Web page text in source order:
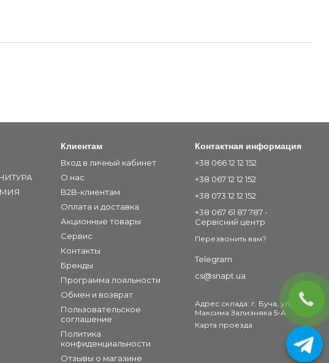
Клиентам
Вход в личный кабинет
О нас
B2B-клиентам
Оплата и доставка
Акционные товары
Сервис
Контакты
Бренды
Программа лояльности
Обмен и возврат
Пользовательское
соглашение
Политика
конфиденциальности
Отзывы о магазине
Контактная информация
+38 066 12 12 152
+38 067 12 12 152
+38 073 12 12 152
+38 067 61 87 787 -
Сервісний центр
Перезвонить вам?
Telegram
cs@snapt.ua
Адрес склада: г. Буча, ул.
Максима Зализняка 5-А
Карта проезда